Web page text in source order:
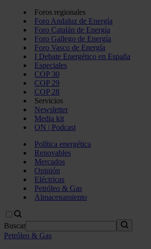
Foros regionales
Foro Andaluz de Energía
Foro Catalán de Energía
Foro Gallego de Energía
Foro Vasco de Energía
I Debate Energético en España
Especiales
COP 30
COP 29
COP 28
Servicios
Newsletter
Media kit
ON | Podcast
Política energética
Renovables
Mercados
Opinión
Eléctricas
Petróleo & Gas
Almacenamiento
Buscar
Petróleo & Gas